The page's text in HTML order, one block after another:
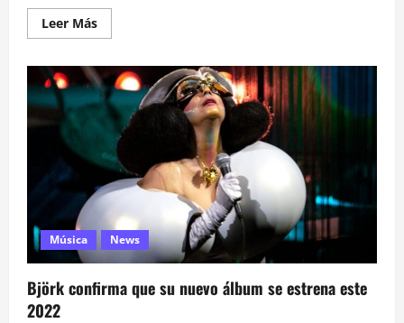
Leer MásLeer
más
el
compositor
elton
john
cumplió
años
de
vida
Música News
Björk confirma que su nuevo álbum se estrena este
2022